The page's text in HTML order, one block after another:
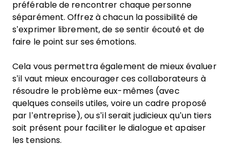
préférable de rencontrer chaque personne
séparément. Offrez à chacun la possibilité de
s’exprimer librement, de se sentir écouté et de
faire le point sur ses émotions.
Cela vous permettra également de mieux évaluer
s’il vaut mieux encourager ces collaborateurs à
résoudre le problème eux-mêmes (avec
quelques conseils utiles, voire un cadre proposé
par l’entreprise), ou s’il serait judicieux qu’un tiers
soit présent pour faciliter le dialogue et apaiser
les tensions.